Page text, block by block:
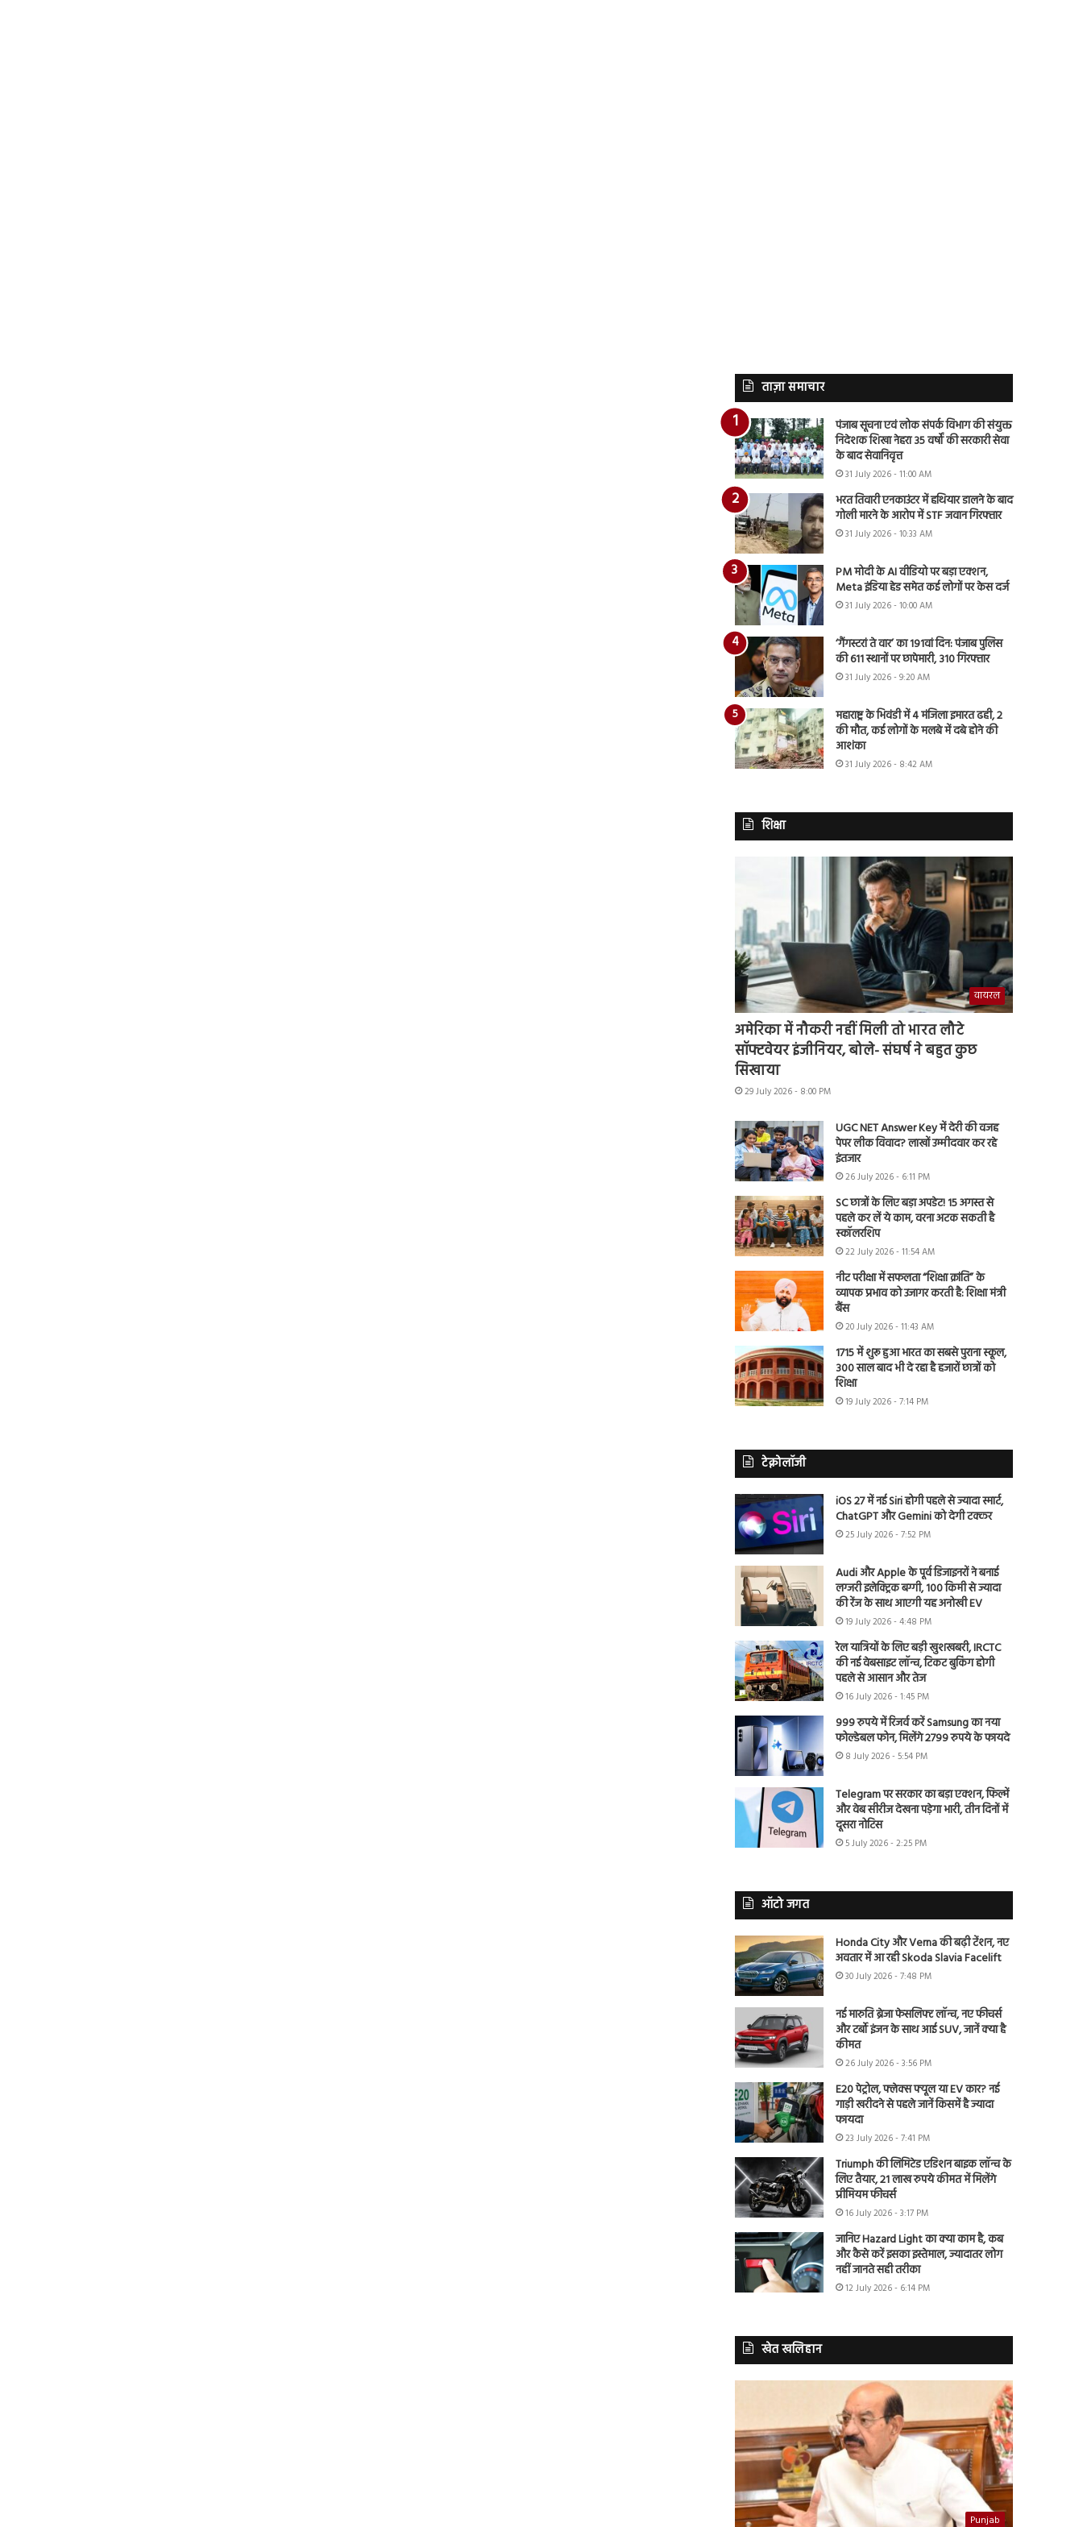
ताज़ा समाचार
पंजाब सूचना एवं लोक संपर्क विभाग की संयुक्त
निदेशक शिखा नेहरा 35 वर्षों की सरकारी सेवा
के बाद सेवानिवृत्त
31 July 2026 - 11:00 AM
भरत तिवारी एनकाउंटर में हथियार डालने के बाद
गोली मारने के आरोप में STF जवान गिरफ्तार
31 July 2026 - 10:33 AM
PM मोदी के AI वीडियो पर बड़ा एक्शन,
Meta इंडिया हेड समेत कई लोगों पर केस दर्ज
31 July 2026 - 10:00 AM
‘गैंगस्टरां ते वार’ का 191वां दिन: पंजाब पुलिस
की 611 स्थानों पर छापेमारी, 310 गिरफ्तार
31 July 2026 - 9:20 AM
महाराष्ट्र के भिवंडी में 4 मंजिला इमारत ढही, 2
की मौत, कई लोगों के मलबे में दबे होने की
आशंका
31 July 2026 - 8:42 AM
शिक्षा
वायरल
अमेरिका में नौकरी नहीं मिली तो भारत लौटे
सॉफ्टवेयर इंजीनियर, बोले- संघर्ष ने बहुत कुछ
सिखाया
29 July 2026 - 8:00 PM
UGC NET Answer Key में देरी की वजह
पेपर लीक विवाद? लाखों उम्मीदवार कर रहे
इंतजार
26 July 2026 - 6:11 PM
SC छात्रों के लिए बड़ा अपडेट! 15 अगस्त से
पहले कर लें ये काम, वरना अटक सकती है
स्कॉलरशिप
22 July 2026 - 11:54 AM
नीट परीक्षा में सफलता “शिक्षा क्रांति” के
व्यापक प्रभाव को उजागर करती है: शिक्षा मंत्री
बैंस
20 July 2026 - 11:43 AM
1715 में शुरू हुआ भारत का सबसे पुराना स्कूल,
300 साल बाद भी दे रहा है हजारों छात्रों को
शिक्षा
19 July 2026 - 7:14 PM
टेक्नोलॉजी
iOS 27 में नई Siri होगी पहले से ज्यादा स्मार्ट,
ChatGPT और Gemini को देगी टक्कर
25 July 2026 - 7:52 PM
Audi और Apple के पूर्व डिजाइनरों ने बनाई
लग्जरी इलेक्ट्रिक बग्गी, 100 किमी से ज्यादा
की रेंज के साथ आएगी यह अनोखी EV
19 July 2026 - 4:48 PM
रेल यात्रियों के लिए बड़ी खुशखबरी, IRCTC
की नई वेबसाइट लॉन्च, टिकट बुकिंग होगी
पहले से आसान और तेज
16 July 2026 - 1:45 PM
999 रुपये में रिजर्व करें Samsung का नया
फोल्डेबल फोन, मिलेंगे 2799 रुपये के फायदे
8 July 2026 - 5:54 PM
Telegram पर सरकार का बड़ा एक्शन, फिल्में
और वेब सीरीज देखना पड़ेगा भारी, तीन दिनों में
दूसरा नोटिस
5 July 2026 - 2:25 PM
ऑटो जगत
Honda City और Verna की बढ़ी टेंशन, नए
अवतार में आ रही Skoda Slavia Facelift
30 July 2026 - 7:48 PM
नई मारुति ब्रेजा फेसलिफ्ट लॉन्च, नए फीचर्स
और टर्बो इंजन के साथ आई SUV, जानें क्या है
कीमत
26 July 2026 - 3:56 PM
E20 पेट्रोल, फ्लेक्स फ्यूल या EV कार? नई
गाड़ी खरीदने से पहले जानें किसमें है ज्यादा
फायदा
23 July 2026 - 7:41 PM
Triumph की लिमिटेड एडिशन बाइक लॉन्च के
लिए तैयार, 21 लाख रुपये कीमत में मिलेंगे
प्रीमियम फीचर्स
16 July 2026 - 3:17 PM
जानिए Hazard Light का क्या काम है, कब
और कैसे करें इसका इस्तेमाल, ज्यादातर लोग
नहीं जानते सही तरीका
12 July 2026 - 6:14 PM
खेत खलिहान
Punjab